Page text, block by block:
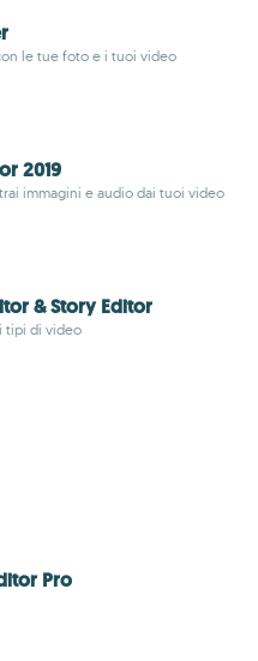
le tue foto e i tuoi video
2019
immagini e audio dai tuoi video
& Story Editor
tipi di video
Pro